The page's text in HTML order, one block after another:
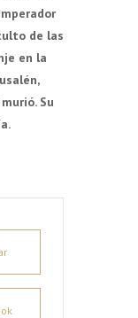
de las
en la
Su